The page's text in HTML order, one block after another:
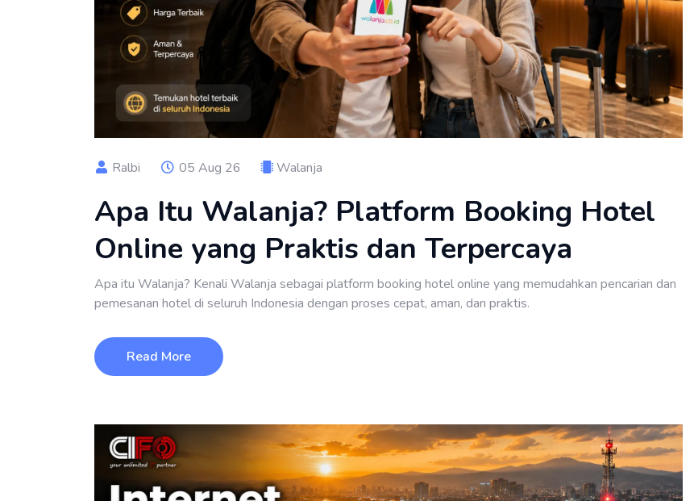
Ralbi 05 Aug 26 Walanja
Apa Itu Walanja? Platform Booking Hotel
Online yang Praktis dan Terpercaya
Apa itu Walanja? Kenali Walanja sebagai platform booking hotel online yang memudahkan pencarian dan
pemesanan hotel di seluruh Indonesia dengan proses cepat, aman, dan praktis.
Read More